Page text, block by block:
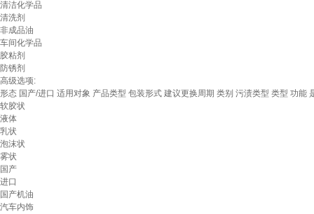
清洁化学品
清洗剂
非成品油
车间化学品
胶粘剂
防锈剂
高级选项:
形态 国产/进口 适用对象 产品类型 包装形式 建议更换周期 类别 污渍类型 类型 功能
软胶状
液体
乳状
泡沫状
雾状
国产
进口
国产机油
汽车内饰